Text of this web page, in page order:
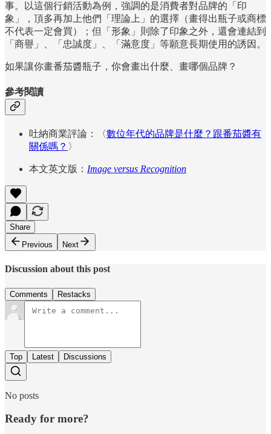
事。以這個行銷活動為例，強調的是消費者對品牌的「印
象」，頂多再加上他們「理論上」的選擇（畫得出瓶子或商標
不代表一定會買）；但「形象」則除了印象之外，還會連結到
「商譽」、「忠誠度」、「滿意度」等願意長期使用的誘因。
如果讓你畫番茄醬瓶子，你會畫出什麼、畫哪個品牌？
參考閱讀
吐納商業評論：〈數位年代的品牌是什麼？跟番茄醬有
關係嗎？ 〉
本文英文版： Image versus Recognition
Share
Previous
Next
Discussion about this post
Comments Restacks
Top Latest Discussions
No posts
Ready for more?